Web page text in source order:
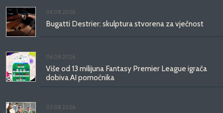
06.08.2026.
Bugatti Destrier: skulptura stvorena za vječnost
06.08.2026.
Više od 13 milijuna Fantasy Premier League igrača
dobiva AI pomoćnika
03.08.2026.